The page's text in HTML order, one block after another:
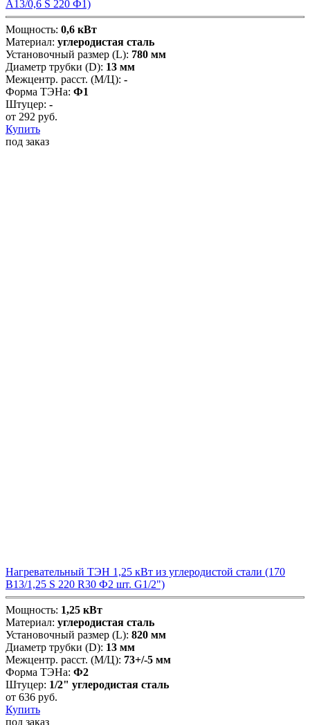
А13/0,6 S 220 Ф1)
Мощность: 0,6 кВт
Материал: углеродистая сталь
Установочный размер (L): 780 мм
Диаметр трубки (D): 13 мм
Межцентр. расст. (М/Ц): -
Форма ТЭНа: Ф1
Штуцер: -
от 292 руб.
Купить
под заказ
Нагревательный ТЭН 1,25 кВт из углеродистой стали (170
В13/1,25 S 220 R30 Ф2 шт. G1/2")
Мощность: 1,25 кВт
Материал: углеродистая сталь
Установочный размер (L): 820 мм
Диаметр трубки (D): 13 мм
Межцентр. расст. (М/Ц): 73+/-5 мм
Форма ТЭНа: Ф2
Штуцер: 1/2" углеродистая сталь
от 636 руб.
Купить
под заказ